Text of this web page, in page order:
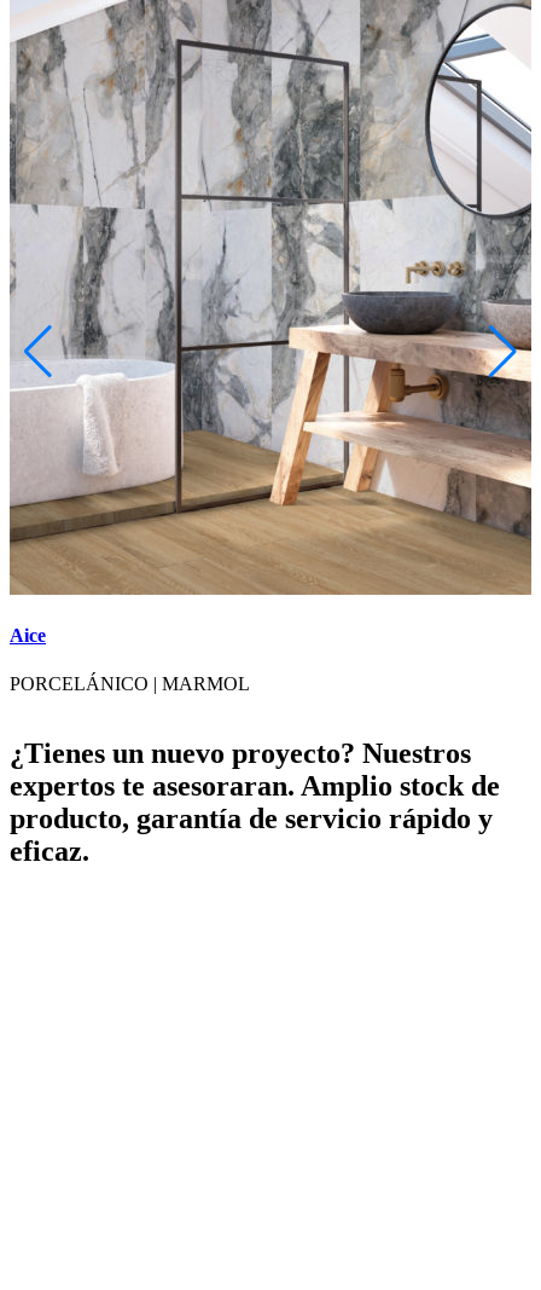
Aice
PORCELÁNICO | MARMOL
¿Tienes un nuevo proyecto? Nuestros
expertos te asesoraran. Amplio stock de
producto, garantía de servicio rápido y
eficaz.